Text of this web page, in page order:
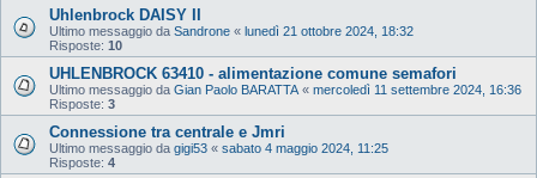
Uhlenbrock DAISY II
Ultimo messaggio da Sandrone « lunedì 21 ottobre 2024, 18:32
Risposte: 10
UHLENBROCK 63410 - alimentazione comune semafori
Ultimo messaggio da Gian Paolo BARATTA « mercoledì 11 settembre 2024, 16:36
Risposte: 3
Connessione tra centrale e Jmri
Ultimo messaggio da gigi53 « sabato 4 maggio 2024, 11:25
Risposte: 4